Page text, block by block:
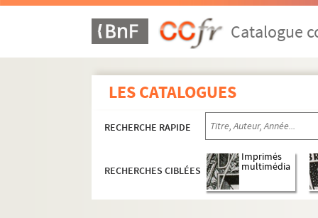
Catalogue
LES CATALOGUES
RECHERCHE RAPIDE
RECHERCHES CIBLÉES
Imprimés
multimédia
C
D
G
L
O